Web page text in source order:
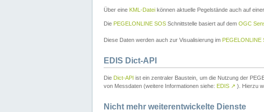
Über eine KML-Datei können aktuelle Pegelstände auch auf einer
Die PEGELONLINE SOS Schnittstelle basiert auf dem OGC
Diese Daten werden auch zur Visualisierung im PEGELONLINE
EDIS Dict-API
Die Dict-API ist ein zentraler Baustein, um die Nutzung der
von Messdaten (weitere Informationen siehe: EDIS ↗ ). Hierzu
Nicht mehr weiterentwickelte Dienste